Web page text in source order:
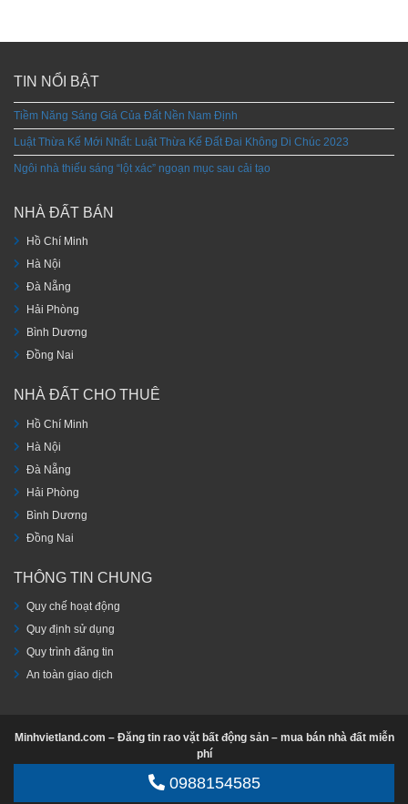
0988154585
TIN NỔI BẬT
Tiềm Năng Sáng Giá Của Đất Nền Nam Định
Luật Thừa Kế Mới Nhất: Luật Thừa Kế Đất Đai Không Di Chúc 2023
Ngôi nhà thiếu sáng “lột xác” ngoạn mục sau cải tạo
NHÀ ĐẤT BÁN
Hồ Chí Minh
Hà Nội
Đà Nẵng
Hải Phòng
Bình Dương
Đồng Nai
NHÀ ĐẤT CHO THUÊ
Hồ Chí Minh
Hà Nội
Đà Nẵng
Hải Phòng
Bình Dương
Đồng Nai
THÔNG TIN CHUNG
Quy chế hoạt động
Quy định sử dụng
Quy trình đăng tin
An toàn giao dịch
Minhvietland.com – Đăng tin rao vặt bất động sản – mua bán nhà đất miễn
phí
Điện thoại: 0988 154 585 – 0986 436 161
Được phát triển bởiminhvietland.com